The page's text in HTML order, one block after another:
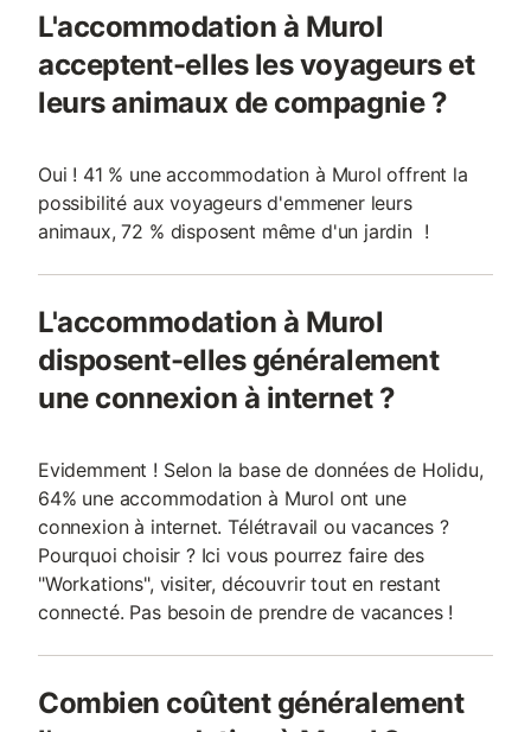
L'accommodation à Murol
acceptent-elles les voyageurs et
leurs animaux de compagnie ?
Oui ! 41 % une accommodation à Murol offrent la
possibilité aux voyageurs d'emmener leurs
animaux, 72 % disposent même d'un jardin !
L'accommodation à Murol
disposent-elles généralement
une connexion à internet ?
Evidemment ! Selon la base de données de Holidu,
64% une accommodation à Murol ont une
connexion à internet. Télétravail ou vacances ?
Pourquoi choisir ? Ici vous pourrez faire des
"Workations", visiter, découvrir tout en restant
connecté. Pas besoin de prendre de vacances !
Combien coûtent généralement